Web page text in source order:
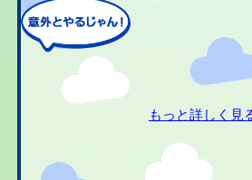
もっと詳しく見